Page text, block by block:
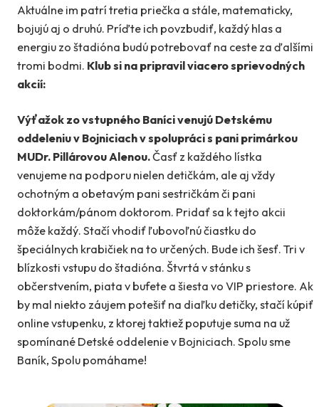
Aktuálne im patrí tretia priečka a stále, matematicky,
bojujú aj o druhú. Príďte ich povzbudiť, každý hlas a
energiu zo štadióna budú potrebovať na ceste za ďalšími
tromi bodmi. Klub si na pripravil viacero sprievodných
akcií:
Výťažok zo vstupného Baníci venujú Detskému
oddeleniu v Bojniciach v spolupráci s pani primárkou
MUDr. Pillárovou Alenou.Časť z každého lístka
venujeme na podporu nielen detičkám, ale aj vždy
ochotným a obetavým pani sestričkám či pani
doktorkám/pánom doktorom. Pridať sa k tejto akcii
môže každý. Stačí vhodiť ľubovoľnú čiastku do
špeciálnych krabičiek na to určených. Bude ich šesť. Tri v
blízkosti vstupu do štadióna. Štvrtá v stánku s
občerstvením, piata v bufete a šiesta vo VIP priestore. Ak
by mal niekto záujem potešiť na diaľku detičky, stačí kúpiť
online vstupenku, z ktorej taktiež poputuje suma na už
spomínané Detské oddelenie v Bojniciach. Spolu sme
Baník, Spolu pomáhame!